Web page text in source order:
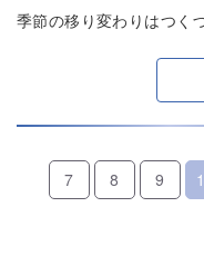
季節の移り変わりはつく
7 8 9